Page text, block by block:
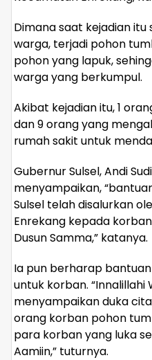
Dimana saat kejadian
warga, terjadi pohon
pohon yang lapuk,
warga yang berkumpul.
Akibat kejadian itu, 1
dan 9 orang yang
rumah sakit untuk
Gubernur Sulsel, Andi
menyampaikan,
Sulsel telah disalurkan
Enrekang kepada
Dusun Samma,” katanya.
Ia pun berharap
untuk korban. “Innalillahi
menyampaikan duka
orang korban pohon
para korban yang luka
Aamiin,” tuturnya.